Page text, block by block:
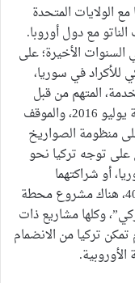
الولايات المتحدة
مع دول أوروبا.
الأخيرة؛ على
للأكراد في سوريا،
المتهم من قبل
النظام التركي بتدبير محاولة الانقلاب الفاشلة يوليو 2016، والموقف
منظومة الصواريخ
وهو ما انعكس على توجه تركيا نحو
أو شراكتهما
الاقتصادية. فبالإضافة لشراء منظومة اس 400، هناك مشروع محطة
وكلها مشاريع ذات
تركيا من الانضمام